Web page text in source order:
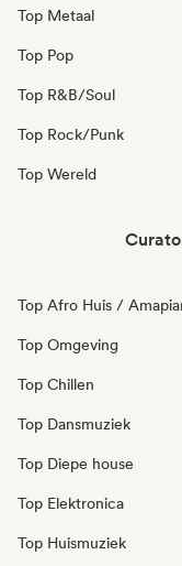
Top Metaal
Top Pop
Top R&B/Soul
Top Rock/Punk
Top Wereld
Top Afro Huis /
Top Omgeving
Top Chillen
Top Dansmuziek
Top Diepe house
Top Elektronica
Top Huismuziek